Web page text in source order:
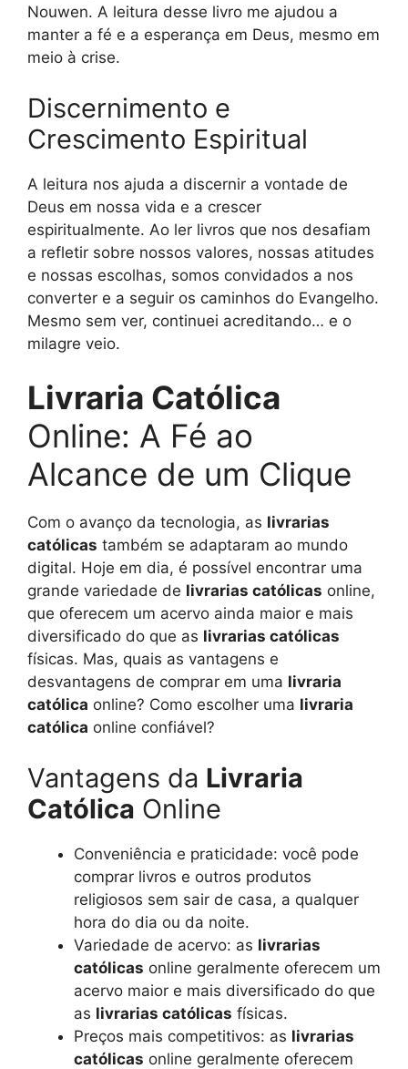
Nouwen. A leitura desse livro me ajudou a
manter a fé e a esperança em Deus, mesmo em
meio à crise.
Discernimento e
Crescimento Espiritual
A leitura nos ajuda a discernir a vontade de
Deus em nossa vida e a crescer
espiritualmente. Ao ler livros que nos desafiam
a refletir sobre nossos valores, nossas atitudes
e nossas escolhas, somos convidados a nos
converter e a seguir os caminhos do Evangelho.
Mesmo sem ver, continuei acreditando… e o
milagre veio.
Livraria Católica
Online: A Fé ao
Alcance de um Clique
Com o avanço da tecnologia, as livrarias
católicas também se adaptaram ao mundo
digital. Hoje em dia, é possível encontrar uma
grande variedade de livrarias católicas online,
que oferecem um acervo ainda maior e mais
diversificado do que as livrarias católicas
físicas. Mas, quais as vantagens e
desvantagens de comprar em uma livraria
católica online? Como escolher uma livraria
católica online confiável?
Vantagens da Livraria
Católica Online
Conveniência e praticidade: você pode
comprar livros e outros produtos
religiosos sem sair de casa, a qualquer
hora do dia ou da noite.
Variedade de acervo: as livrarias
católicas online geralmente oferecem um
acervo maior e mais diversificado do que
as livrarias católicas físicas.
Preços mais competitivos: as livrarias
católicas online geralmente oferecem